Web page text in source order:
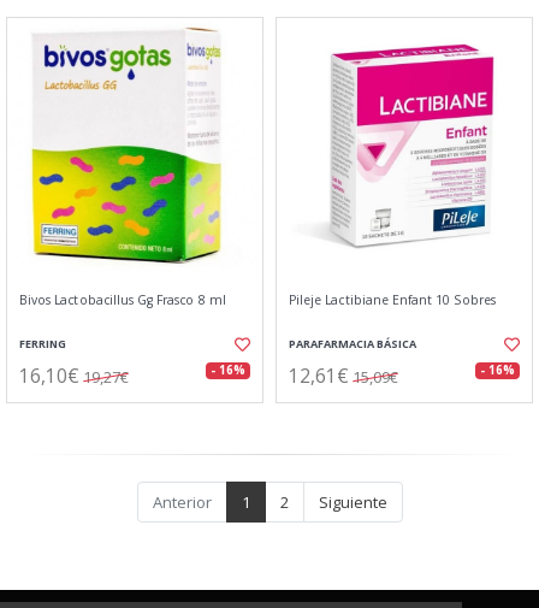
Bivos Lactobacillus Gg Frasco 8 ml
FERRING
16,10€ 19,27€ - 16%
Pileje Lactibiane Enfant 10 Sobres
PARAFARMACIA BÁSICA
12,61€ 15,09€ - 16%
Anterior 1 2 Siguiente